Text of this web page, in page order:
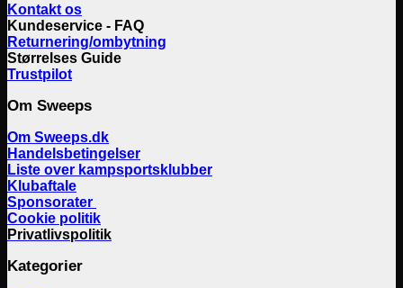
Kontakt os
Kundeservice - FAQ
Returnering/ombytning
Størrelses Guide
Trustpilot
Om Sweeps
Om Sweeps.dk
Handelsbetingelser
Liste over kampsportsklubber
Klubaftale
Sponsorater
Cookie politik
Privatlivspolitik
Kategorier